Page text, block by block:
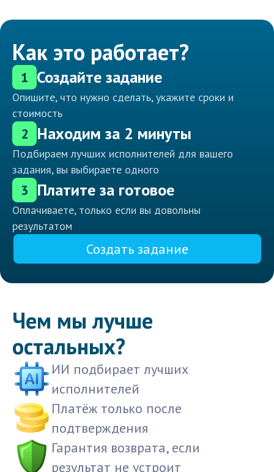
Как это работает?
1 Создайте задание
Опишите, что нужно сделать, укажите сроки и
стоимость
2 Находим за 2 минуты
Подбираем лучших исполнителей для вашего
задания, вы выбираете одного
3 Платите за готовое
Оплачиваете, только если вы довольны
результатом
Создать задание
Чем мы лучше
остальных?
ИИ подбирает лучших
исполнителей
Платёж только после
подтверждения
Гарантия возврата, если
результат не устроит